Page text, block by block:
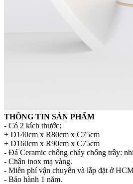
THÔNG TIN SẢN PHẨM
- Có 2 kích thước:
+ D140cm x R80cm x C75cm
+ D160cm x R90cm x C75cm
- Đá Ceramic chống cháy chống trầy:
- Chân inox mạ vàng.
- Miễn phí vận chuyển và lắp đặt ở
- Bảo hành 1 năm.